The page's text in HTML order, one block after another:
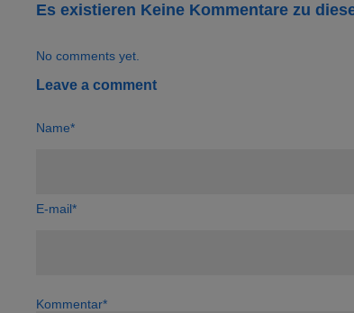
Es existieren Keine Kommentare zu
No comments yet.
Leave a comment
Name*
E-mail*
Kommentar*